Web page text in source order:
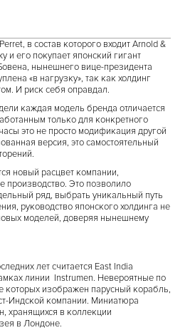
в состав которого входит Arnold &
и его покупает японский гигант
нынешнего вице-президента
«в нагрузку», так как холдинг
И риск себя оправдал.
каждая модель бренда отличается
только для конкретного
это не просто модификация другой
версия, это самостоятельный
новый расцвет компании,
производство. Это позволило
ряд, выбрать уникальный путь
руководство японского холдинга не
моделей, доверяя нынешнему
лет считается East India
линии Instrumen. Невероятные по
которых изображен парусный корабль,
Индской компании. Миниатюра
хранящихся в коллекции
в Лондоне.